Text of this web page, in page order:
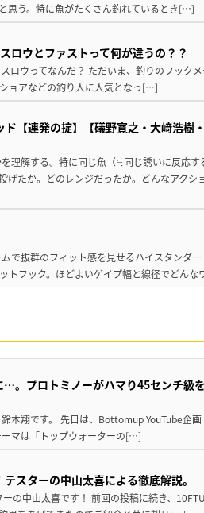
思う。特に魚がたくさん釣れているとき[…]
ロウとファストって何が違うの？？
ロウってなんだ？ ただいま、釣りのフック
ョアなどの釣り人に人気となっ[…]
【連発の掟】【礒野寛之・大﨑浩樹
理解する。特に同じ魚（≒同じ誘いに反応す
たか。どのレンジだったか。どんなアクシ
で抜群のフィット感を見せるハイスタンダ
トフック。ほどよいゲイプ幅と線径でどん
…。プロトミノーがハマり45センチ級
木翔です。 先日は、Bottomup YouTube企画
ーマは「トップウォーターの[…]
スターの中山太喜による徹底解説。
の中山太喜です！ 前回の投稿に続き、